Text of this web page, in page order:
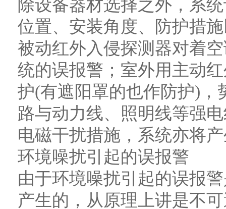
除设备器材选择之外，系
位置、安装角度、防护措
被动红外入侵探测器对着
统的误报警；室外用主动
护(有遮阳罩的也作防护)，
路与动力线、照明线等强
电磁干扰措施，系统亦将
环境噪扰引起的误报警
由于环境噪扰引起的误报
产生的，从原理上讲是不